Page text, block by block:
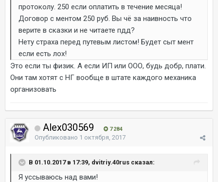
протоколу. 250 если оплатить в течение месяца!
Договор с ментом 250 руб. Вы чё за наивность что
верите в сказки и не читаете пдд?
Нету страха перед путевым листом! Будет сыт мент
если есть лох!
Это если ты физик. А если ИП или ООО, будь добр, плати.
Они там хотят с НГ вообще в штате каждого механика
организовать
Alex030569 7 284
Опубликовано 1 октября, 2017
В 01.10.2017 в 17:39, dvitriy.40rus сказал:
Я уссываюсь над вами!